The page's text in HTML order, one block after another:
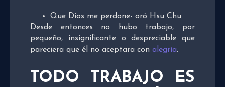
Que Dios me perdone- oró Hsu Chu.
Desde entonces no hubo trabajo, por
pequeño, insignificante o despreciable que
pareciera que él no aceptara con alegría.
TODO TRABAJO ES